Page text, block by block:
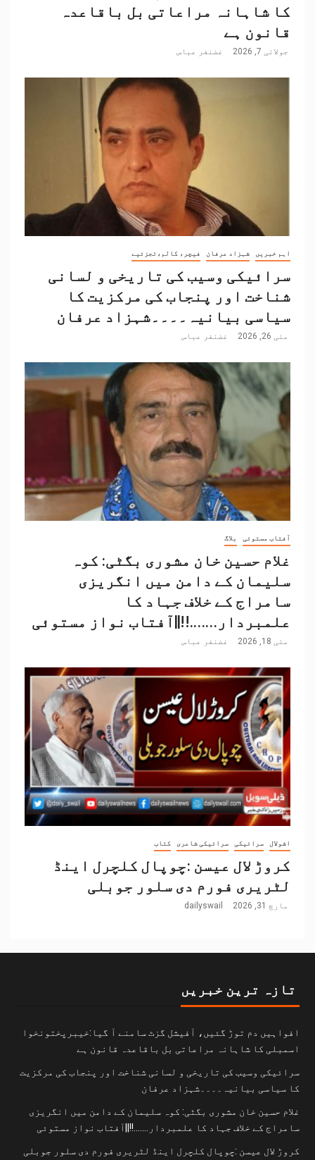
کا شاہانہ مراعاتی بل باقاعدہ
قانون ہے
جولائی 7, 2026 غضنفر عباس
اہم خبریں شہزاد عرفان فیچر، کالم،تجزئیے
سرائیکی وسیب کی تاریخی و لسانی
شناخت اور پنجاب کی مرکزیت کا
سیاسی بیانیہ۔۔۔۔شہزاد عرفان
مئی 26, 2026 غضنفر عباس
آفتاب مستوئی بلاگ
غلام حسین خان مشوری بگٹی: کوہ
سلیمان کے دامن میں انگریزی
سامراج کے خلاف جہاد کا
علمبردار…….!!||آفتاب نواز مستوئی
مئی 18, 2026 غضنفر عباس
اشولال سرائیکی سرائیکی شاعری کتاب
کروڑ لال عیسن :چوپال کلچرل اینڈ
لٹریری فورم دی سلور جوبلی
مارچ 31, 2026 dailyswail
تازہ ترین خبریں
افواہیں دم توڑ گئیں، آفیشل گزٹ سامنے آ گیا:خیبرپختونخوا
اسمبلی کا شاہانہ مراعاتی بل باقاعدہ قانون ہے
سرائیکی وسیب کی تاریخی و لسانی شناخت اور پنجاب کی مرکزیت
کا سیاسی بیانیہ۔۔۔۔شہزاد عرفان
غلام حسین خان مشوری بگٹی: کوہ سلیمان کے دامن میں انگریزی
سامراج کے خلاف جہاد کا علمبردار…….!!||آفتاب نواز مستوئی
کروڑ لال عیسن :چوپال کلچرل اینڈ لٹریری فورم دی سلور جوبلی